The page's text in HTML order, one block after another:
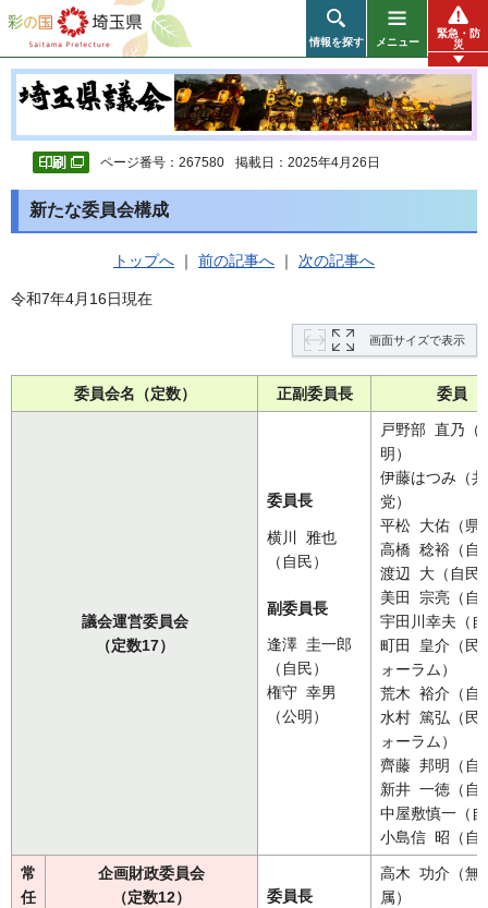
彩の国 埼玉県
情報を探す メニュー
緊急・防
災
ページ番号：267580 掲載日：2025年4月26日
新たな委員会構成
トップへ ｜ 前の記事へ ｜ 次の記事へ
令和7年4月16日現在
画面サイズで表示
委員会名（定数） 正副委員長 委員
議会運営委員会
（定数17）
委員長
横川 雅也
（自民）
副委員長
逢澤 圭一郎
（自民）
権守 幸男
（公明）
戸野部 直乃（
明）
伊藤はつみ（
党）
平松 大佑（県
高橋 稔裕（自
渡辺 大（自民
美田 宗亮（自
宇田川幸夫（
町田 皇介（民
ォーラム）
荒木 裕介（自
水村 篤弘（民
ォーラム）
齊藤 邦明（自
新井 一徳（自
中屋敷慎一（
小島信 昭（自
常
任
企画財政委員会
（定数12） 委員長
高木 功介（無
属）